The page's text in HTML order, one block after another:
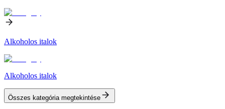
Alkoholos italok
Alkoholos italok
Összes kategória megtekintése